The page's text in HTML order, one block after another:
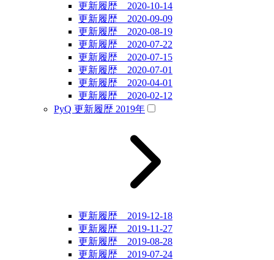
更新履歴 2020-10-14
更新履歴 2020-09-09
更新履歴 2020-08-19
更新履歴 2020-07-22
更新履歴 2020-07-15
更新履歴 2020-07-01
更新履歴 2020-04-01
更新履歴 2020-02-12
PyQ 更新履歴 2019年
更新履歴 2019-12-18
更新履歴 2019-11-27
更新履歴 2019-08-28
更新履歴 2019-07-24